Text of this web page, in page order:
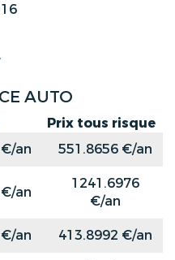
AUTO
Prix tous risque
an
551.8656 €/an
an
1241.6976
€/an
an 413.8992 €/an